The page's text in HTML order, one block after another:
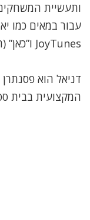
ותעשיית
עבור במאים כמו
JoyTunes ו”כאן” (תאגיד השידור)
דניאל הוא
המקצועית בבית